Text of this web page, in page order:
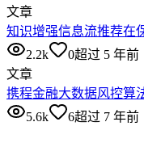
文章
知识增强信息流推荐在
2.2k
0超过 5 年前
文章
携程金融大数据风控算
5.6k
6超过 7 年前